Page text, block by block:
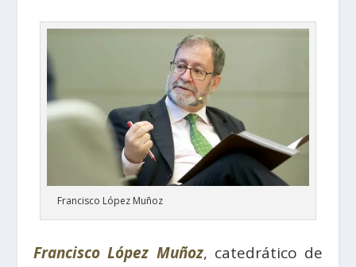
Francisco López Muñoz
Francisco López Muñoz, catedrático de